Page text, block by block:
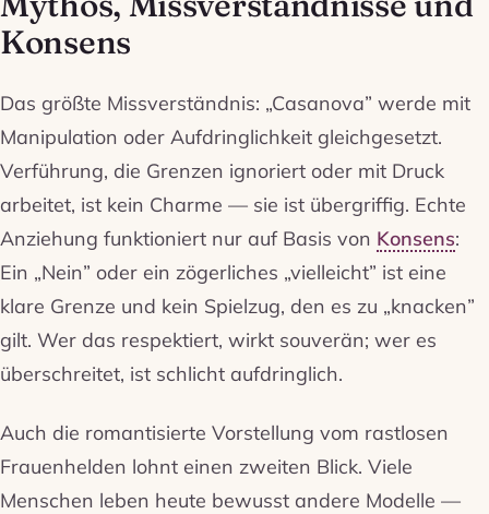
Konsens
Das größte Missverständnis: „Casanova” werde mit
Manipulation oder Aufdringlichkeit gleichgesetzt.
Verführung, die Grenzen ignoriert oder mit Druck
arbeitet, ist kein Charme — sie ist übergriffig. Echte
Anziehung funktioniert nur auf Basis von Konsens:
Ein „Nein” oder ein zögerliches „vielleicht” ist eine
klare Grenze und kein Spielzug, den es zu „knacken”
gilt. Wer das respektiert, wirkt souverän; wer es
überschreitet, ist schlicht aufdringlich.
Auch die romantisierte Vorstellung vom rastlosen
Frauenhelden lohnt einen zweiten Blick. Viele
Menschen leben heute bewusst andere Modelle —